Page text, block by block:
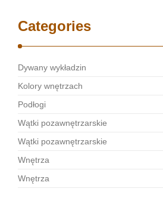
Categories
Dywany wykładzin
Kolory wnętrzach
Podłogi
Wątki pozawnętrzarskie
Wątki pozawnętrzarskie
Wnętrza
Wnętrza